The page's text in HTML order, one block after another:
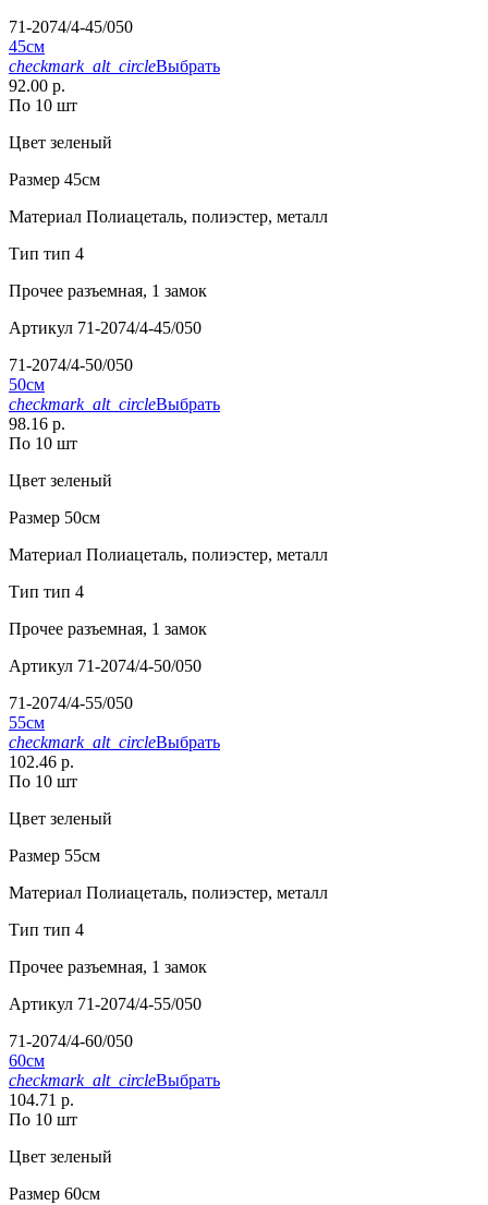
71-2074/4-45/050
45см
checkmark_alt_circleВыбрать
92.00 р.
По 10 шт
Цвет зеленый
Размер 45см
Материал Полиацеталь, полиэстер, металл
Тип тип 4
Прочее разъемная, 1 замок
Артикул 71-2074/4-45/050
71-2074/4-50/050
50см
checkmark_alt_circleВыбрать
98.16 р.
По 10 шт
Цвет зеленый
Размер 50см
Материал Полиацеталь, полиэстер, металл
Тип тип 4
Прочее разъемная, 1 замок
Артикул 71-2074/4-50/050
71-2074/4-55/050
55см
checkmark_alt_circleВыбрать
102.46 р.
По 10 шт
Цвет зеленый
Размер 55см
Материал Полиацеталь, полиэстер, металл
Тип тип 4
Прочее разъемная, 1 замок
Артикул 71-2074/4-55/050
71-2074/4-60/050
60см
checkmark_alt_circleВыбрать
104.71 р.
По 10 шт
Цвет зеленый
Размер 60см